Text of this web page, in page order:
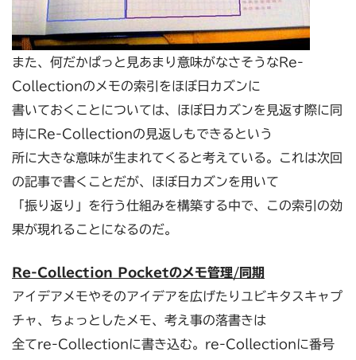
また、何だかぱっと見あまり意味がなさそうなRe-
Collectionのメモの索引をほぼ日カズンに
書いておくことについては、ほぼ日カズンを見返す際に同
時にRe-Collectionの見返しもできるという
所に大きな意味が生まれてくると考えている。これは次回
の記事で書くことだが、ほぼ日カズンを用いて
「振り返り」を行う仕組みを構築する中で、この索引の効
果が現れることになるのだ。
Re-Collection Pocketのメモ管理/同期
アイデアメモやそのアイデアを広げたりユビキタスキャプ
チャ、ちょっとしたメモ、考え事の落書きは
全てre-Collectionに書き込む。re-Collectionに番号